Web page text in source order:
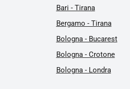
Bari - Tirana
Bergamo - Tirana
Bologna - Bucarest
Bologna - Crotone
Bologna - Londra